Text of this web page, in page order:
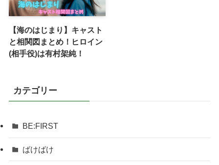
【海のはじまり】キャスト
と相関図まとめ！ヒロイン
(相手役)は有村架純！
カテゴリー
BE:FIRST
ばけばけ